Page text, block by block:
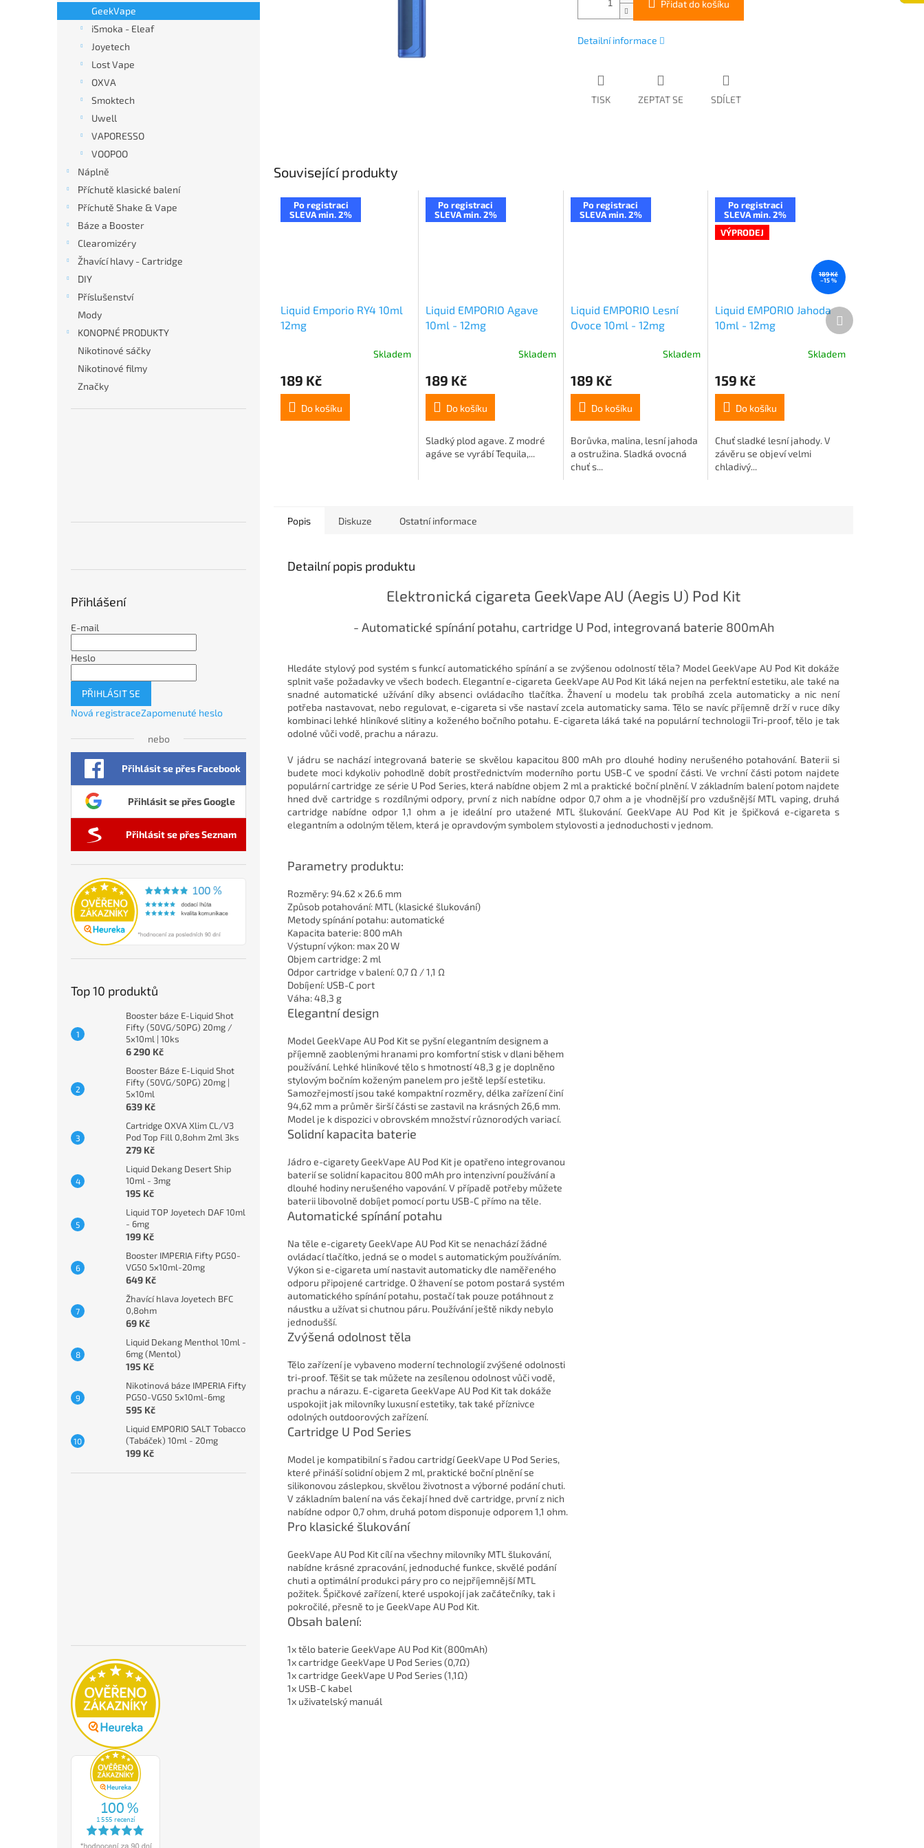
n
e
GeekVape
iSmoka - Eleaf
Joyetech
Lost Vape
OXVA
Smoktech
Uwell
VAPORESSO
VOOPOO
Náplně
Příchutě klasické balení
Příchutě Shake & Vape
Báze a Booster
Clearomizéry
Žhavící hlavy - Cartridge
DIY
Příslušenství
Mody
KONOPNÉ PRODUKTY
Nikotinové sáčky
Nikotinové filmy
Značky
Přihlášení
E-mail
Heslo
PŘIHLÁSIT SE
Nová registraceZapomenuté heslo
nebo
Přihlásit se přes Facebook
Přihlásit se přes Google
Přihlásit se přes Seznam
Top 10 produktů
Booster báze E-Liquid Shot
Fifty (50VG/50PG) 20mg /
5x10ml | 10ks
6 290 Kč
Booster Báze E-Liquid Shot
Fifty (50VG/50PG) 20mg |
5x10ml
639 Kč
Cartridge OXVA Xlim CL/V3
Pod Top Fill 0,8ohm 2ml 3ks
279 Kč
Liquid Dekang Desert Ship
10ml - 3mg
195 Kč
Liquid TOP Joyetech DAF 10ml
- 6mg
199 Kč
Booster IMPERIA Fifty PG50-
VG50 5x10ml-20mg
649 Kč
Žhavící hlava Joyetech BFC
0,8ohm
69 Kč
Liquid Dekang Menthol 10ml -
6mg (Mentol)
195 Kč
Nikotinová báze IMPERIA Fifty
PG50-VG50 5x10ml-6mg
595 Kč
Liquid EMPORIO SALT Tobacco
(Tabáček) 10ml - 20mg
199 Kč
Přidat do košíku
Detailní informace
TISK ZEPTAT SE SDÍLET
Související produkty
Po registraci
SLEVA min. 2%
Liquid Emporio RY4 10ml
12mg
Skladem
189 Kč
Do košíku
Po registraci
SLEVA min. 2%
Liquid EMPORIO Agave
10ml - 12mg
Skladem
189 Kč
Do košíku
Sladký plod agave. Z modré
agáve se vyrábí Tequila,...
Po registraci
SLEVA min. 2%
Liquid EMPORIO Lesní
Ovoce 10ml - 12mg
Skladem
189 Kč
Do košíku
Borůvka, malina, lesní jahoda
a ostružina. Sladká ovocná
chuť s...
Po registraci
SLEVA min. 2%
VÝPRODEJ
189 Kč
–15 %
Liquid EMPORIO Jahoda
10ml - 12mg
Skladem
159 Kč
Do košíku
Chuť sladké lesní jahody. V
závěru se objeví velmi
chladivý...
Další
produkt
Popis Diskuze Ostatní informace
Detailní popis produktu
Elektronická cigareta GeekVape AU (Aegis U) Pod Kit
- Automatické spínání potahu, cartridge U Pod, integrovaná baterie 800mAh
Hledáte stylový pod systém s funkcí automatického spínání a se zvýšenou odolností těla? Model GeekVape AU Pod Kit dokáže
splnit vaše požadavky ve všech bodech. Elegantní e-cigareta GeekVape AU Pod Kit láká nejen na perfektní estetiku, ale také na
snadné automatické užívání díky absenci ovládacího tlačítka. Žhavení u modelu tak probíhá zcela automaticky a nic není
potřeba nastavovat, nebo regulovat, e-cigareta si vše nastaví zcela automaticky sama. Tělo se navíc příjemně drží v ruce díky
kombinaci lehké hliníkové slitiny a koženého bočního potahu. E-cigareta láká také na populární technologii Tri-proof, tělo je tak
odolné vůči vodě, prachu a nárazu.
V jádru se nachází integrovaná baterie se skvělou kapacitou 800 mAh pro dlouhé hodiny nerušeného potahování. Baterii si
budete moci kdykoliv pohodlně dobít prostřednictvím moderního portu USB-C ve spodní části. Ve vrchní části potom najdete
populární cartridge ze série U Pod Series, která nabídne objem 2 ml a praktické boční plnění. V základním balení potom najdete
hned dvě cartridge s rozdílnými odpory, první z nich nabídne odpor 0,7 ohm a je vhodnější pro vzdušnější MTL vaping, druhá
cartridge nabídne odpor 1,1 ohm a je ideální pro utažené MTL šlukování. GeekVape AU Pod Kit je špičková e-cigareta s
elegantním a odolným tělem, která je opravdovým symbolem stylovosti a jednoduchosti v jednom.
Parametry produktu:
Rozměry: 94.62 x 26.6 mm
Způsob potahování: MTL (klasické šlukování)
Metody spínání potahu: automatické
Kapacita baterie: 800 mAh
Výstupní výkon: max 20 W
Objem cartridge: 2 ml
Odpor cartridge v balení: 0,7 Ω / 1,1 Ω
Dobíjení: USB-C port
Váha: 48,3 g
Elegantní design
Model GeekVape AU Pod Kit se pyšní elegantním designem a
příjemně zaoblenými hranami pro komfortní stisk v dlani během
používání. Lehké hliníkové tělo s hmotností 48,3 g je doplněno
stylovým bočním koženým panelem pro ještě lepší estetiku.
Samozřejmostí jsou také kompaktní rozměry, délka zařízení činí
94,62 mm a průměr širší části se zastavil na krásných 26,6 mm.
Model je k dispozici v obrovském množství různorodých variací.
Solidní kapacita baterie
Jádro e-cigarety GeekVape AU Pod Kit je opatřeno integrovanou
baterií se solidní kapacitou 800 mAh pro intenzivní používání a
dlouhé hodiny nerušeného vapování. V případě potřeby můžete
baterii libovolně dobíjet pomocí portu USB-C přímo na těle.
Automatické spínání potahu
Na těle e-cigarety GeekVape AU Pod Kit se nenachází žádné
ovládací tlačítko, jedná se o model s automatickým používáním.
Výkon si e-cigareta umí nastavit automaticky dle naměřeného
odporu připojené cartridge. O žhavení se potom postará systém
automatického spínání potahu, postačí tak pouze potáhnout z
náustku a užívat si chutnou páru. Používání ještě nikdy nebylo
jednodušší.
Zvýšená odolnost těla
Tělo zařízení je vybaveno moderní technologií zvýšené odolnosti
tri-proof. Těšit se tak můžete na zesílenou odolnost vůči vodě,
prachu a nárazu. E-cigareta GeekVape AU Pod Kit tak dokáže
uspokojit jak milovníky luxusní estetiky, tak také příznivce
odolných outdoorových zařízení.
Cartridge U Pod Series
Model je kompatibilní s řadou cartridgí GeekVape U Pod Series,
které přináší solidní objem 2 ml, praktické boční plnění se
silikonovou záslepkou, skvělou životnost a výborné podání chuti.
V základním balení na vás čekají hned dvě cartridge, první z nich
nabídne odpor 0,7 ohm, druhá potom disponuje odporem 1,1 ohm.
Pro klasické šlukování
GeekVape AU Pod Kit cílí na všechny milovníky MTL šlukování,
nabídne krásné zpracování, jednoduché funkce, skvělé podání
chuti a optimální produkci páry pro co nejpříjemnější MTL
požitek. Špičkové zařízení, které uspokojí jak začátečníky, tak i
pokročilé, přesně to je GeekVape AU Pod Kit.
Obsah balení:
1x tělo baterie GeekVape AU Pod Kit (800mAh)
1x cartridge GeekVape U Pod Series (0,7Ω)
1x cartridge GeekVape U Pod Series (1,1Ω)
1x USB-C kabel
1x uživatelský manuál